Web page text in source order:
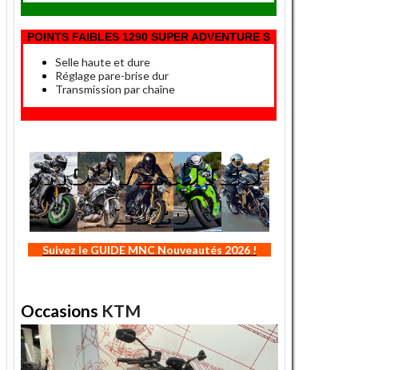
POINTS FAIBLES 1290 SUPER ADVENTURE S
Selle haute et dure
Réglage pare-brise dur
Transmission par chaîne
Suivez le GUIDE MNC Nouveautés 2026 !
Occasions KTM